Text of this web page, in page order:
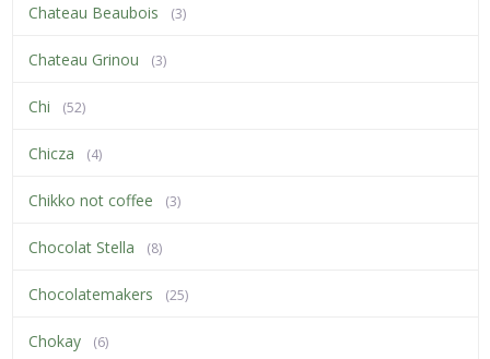
Chateau Beaubois (3)
Chateau Grinou (3)
Chi (52)
Chicza (4)
Chikko not coffee (3)
Chocolat Stella (8)
Chocolatemakers (25)
Chokay (6)